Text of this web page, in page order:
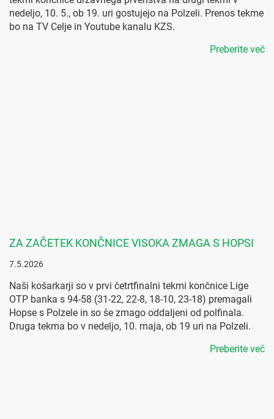
nedeljo, 10. 5., ob 19. uri gostujejo na Polzeli. Prenos tekme
bo na TV Celje in Youtube kanalu KZS.
Preberite več
ZA ZAČETEK KONČNICE VISOKA ZMAGA S HOPSI
7.5.2026
Naši košarkarji so v prvi četrtfinalni tekmi končnice Lige
OTP banka s 94-58 (31-22, 22-8, 18-10, 23-18) premagali
Hopse s Polzele in so še zmago oddaljeni od polfinala.
Druga tekma bo v nedeljo, 10. maja, ob 19 uri na Polzeli.
Preberite več